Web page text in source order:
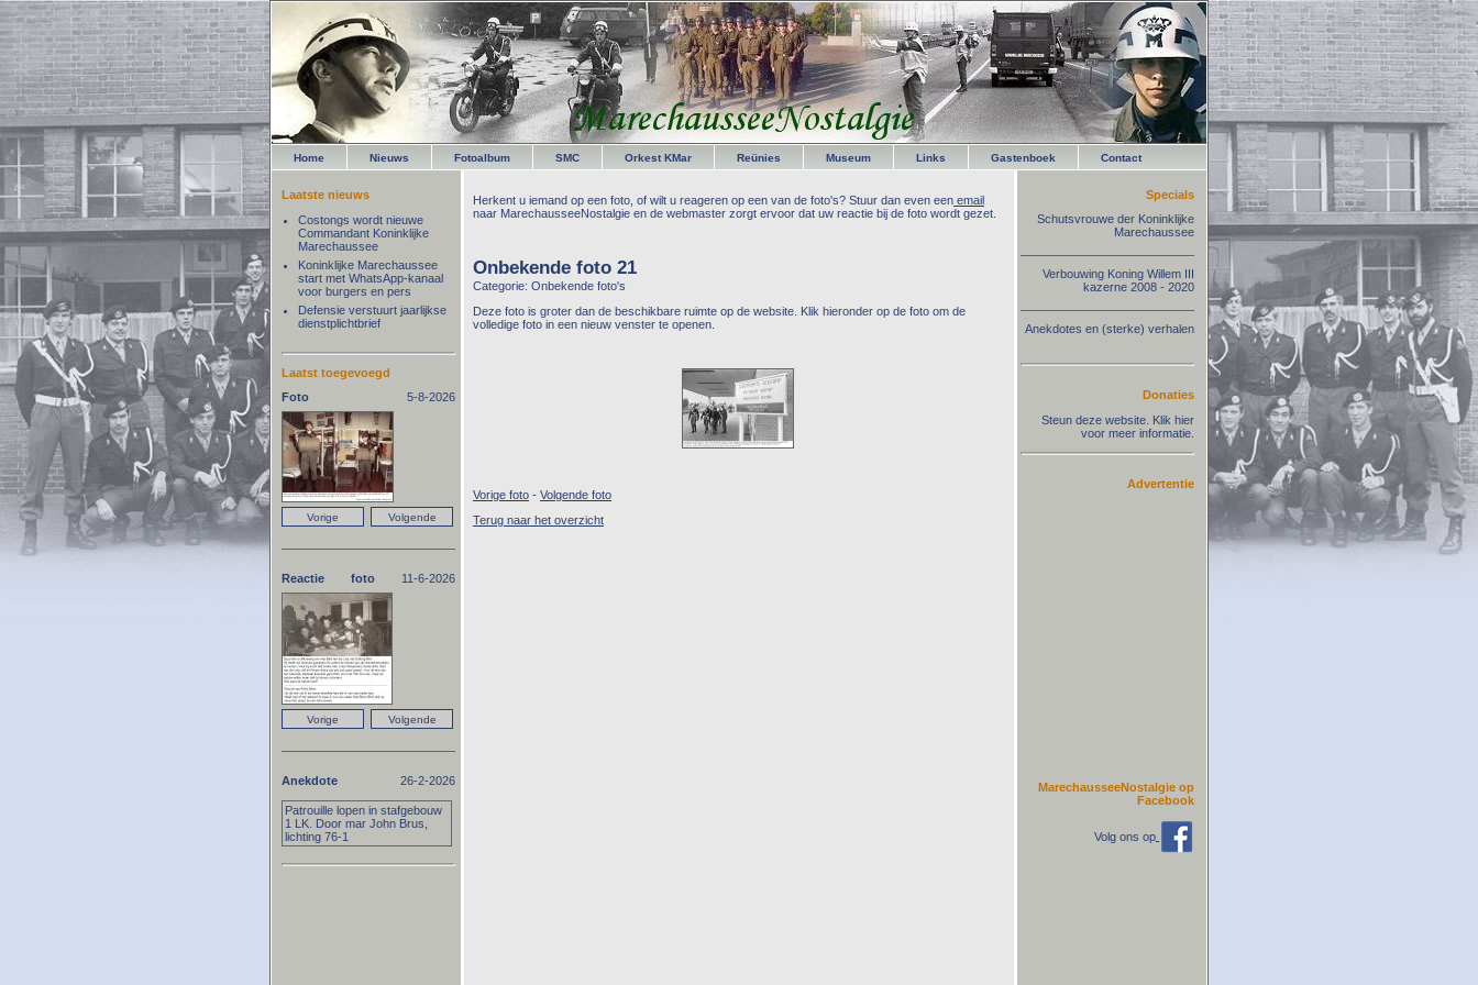
Home Nieuws Fotoalbum SMC Orkest KMar Reünies Museum Links Gastenboek Contact
Herkent u iemand op een foto, of wilt u reageren op een van de foto's? Stuur dan even een email
naar MarechausseeNostalgie en de webmaster zorgt ervoor dat uw reactie bij de foto wordt gezet.
Onbekende foto 21
Categorie: Onbekende foto's
Deze foto is groter dan de beschikbare ruimte op de website. Klik hieronder op de foto om de
volledige foto in een nieuw venster te openen.
Vorige foto - Volgende foto
Terug naar het overzicht
Laatste nieuws
Costongs wordt nieuwe
Commandant Koninklijke
Marechaussee
Koninklijke Marechaussee
start met WhatsApp-kanaal
voor burgers en pers
Defensie verstuurt jaarlijkse
dienstplichtbrief
Laatst toegevoegd
Foto
5-8-2026
Reactie foto 11-6-2026
Anekdote 26-2-2026
Patrouille lopen in stafgebouw
1 LK. Door mar John Brus,
lichting 76-1
Specials
Schutsvrouwe der Koninklijke
Marechaussee
Verbouwing Koning Willem III
kazerne 2008 - 2020
Anekdotes en (sterke) verhalen
Donaties
Steun deze website. Klik hier
voor meer informatie.
Advertentie
MarechausseeNostalgie op
Facebook
Volg ons op